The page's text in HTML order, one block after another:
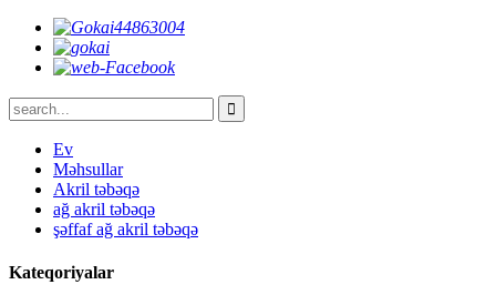
Ev
Məhsullar
Akril təbəqə
ağ akril təbəqə
şəffaf ağ akril təbəqə
Kateqoriyalar